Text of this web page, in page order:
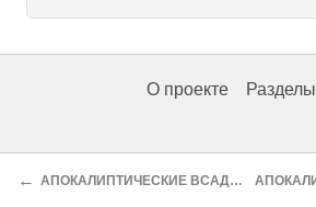
О проекте Разделы
← АПОКАЛИПТИЧЕСКИЕ ВСАДНИКИ